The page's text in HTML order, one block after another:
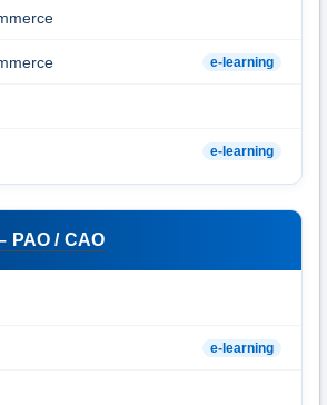
e-learning
e-learning
PAO / CAO
e-learning